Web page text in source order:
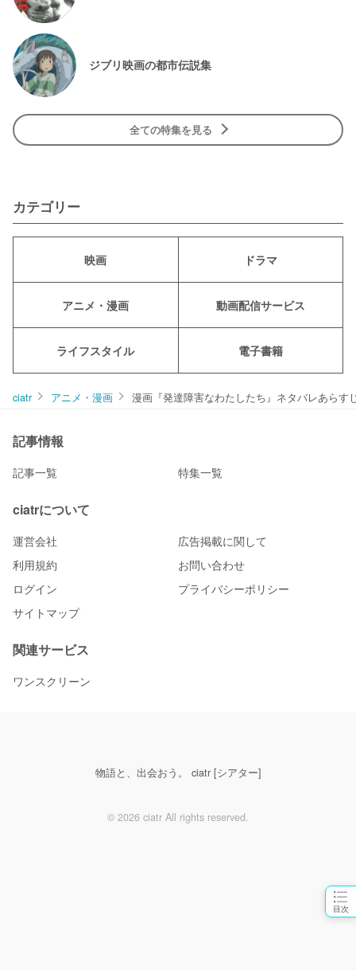
目次
ジブリ映画の都市伝説集
全ての特集を見る
カテゴリー
映画 ドラマ
アニメ・漫画 動画配信サービス
ライフスタイル 電子書籍
ciatr アニメ・漫画 漫画『発達障害なわたしたち』ネタバレあら
記事情報
記事一覧 特集一覧
ciatrについて
運営会社
広告掲載に関して
利用規約
お問い合わせ
ログイン
プライバシーポリシー
サイトマップ
関連サービス
ワンスクリーン
物語と、出会おう。 ciatr [シアター]
© 2026 ciatr All rights reserved.